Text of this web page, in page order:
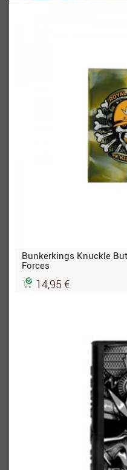
Bunkerkings Knuckle
Forces
14,95 €